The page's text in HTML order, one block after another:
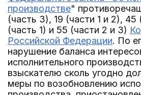
производстве"
(часть 3), 19 (части 1 и 2), 45
(часть 1) и 55 (части 2 и 3)
Российской Федерации. По
нарушение баланса
исполнительного
взыскателю сколь угодно
меры по возобновлению